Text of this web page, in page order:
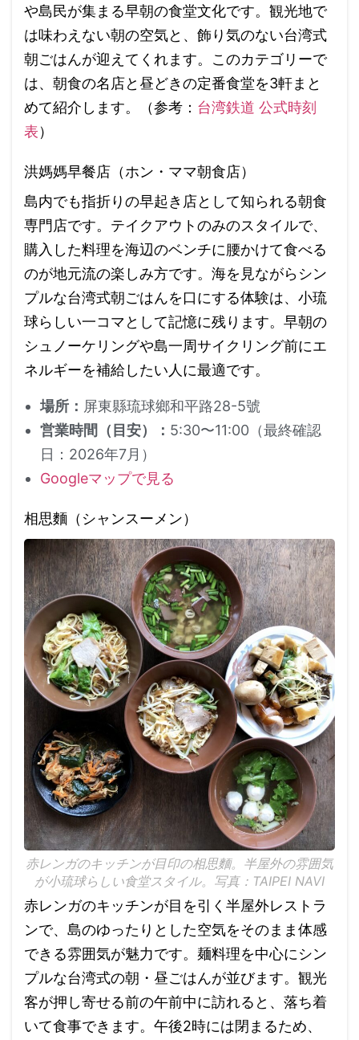
や島民が集まる早朝の食堂文化です。観光地で
は味わえない朝の空気と、飾り気のない台湾式
朝ごはんが迎えてくれます。このカテゴリーで
は、朝食の名店と昼どきの定番食堂を3軒まと
めて紹介します。（参考： 台湾鉄道 公式時刻
表）
洪媽媽早餐店（ホン・ママ朝食店）
島内でも指折りの早起き店として知られる朝食
専門店です。テイクアウトのみのスタイルで、
購入した料理を海辺のベンチに腰かけて食べる
のが地元流の楽しみ方です。海を見ながらシン
プルな台湾式朝ごはんを口にする体験は、小琉
球らしい一コマとして記憶に残ります。早朝の
シュノーケリングや島一周サイクリング前にエ
ネルギーを補給したい人に最適です。
場所： 屏東縣琉球鄉和平路28-5號
営業時間（目安）： 5:30〜11:00（最終確認
日：2026年7月）
Googleマップで見る
相思麵（シャンスーメン）
赤レンガのキッチンが目印の相思麵。半屋外の雰囲気
が小琉球らしい食堂スタイル。写真：TAIPEI NAVI
赤レンガのキッチンが目を引く半屋外レストラ
ンで、島のゆったりとした空気をそのまま体感
できる雰囲気が魅力です。麺料理を中心にシン
プルな台湾式の朝・昼ごはんが並びます。観光
客が押し寄せる前の午前中に訪れると、落ち着
いて食事できます。午後2時には閉まるため、